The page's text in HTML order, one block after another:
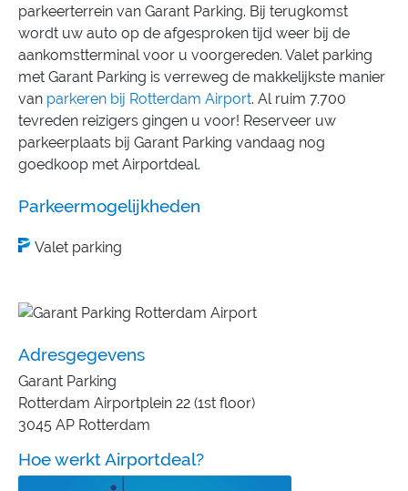
parkeerterrein van Garant Parking. Bij terugkomst
wordt uw auto op de afgesproken tijd weer bij de
aankomstterminal voor u voorgereden. Valet parking
met Garant Parking is verreweg de makkelijkste manier
van parkeren bij Rotterdam Airport. Al ruim 7.700
tevreden reizigers gingen u voor! Reserveer uw
parkeerplaats bij Garant Parking vandaag nog
goedkoop met Airportdeal.
Parkeermogelijkheden
Valet parking
Adresgegevens
Garant Parking
Rotterdam Airportplein 22 (1st floor)
3045 AP Rotterdam
Hoe werkt Airportdeal?